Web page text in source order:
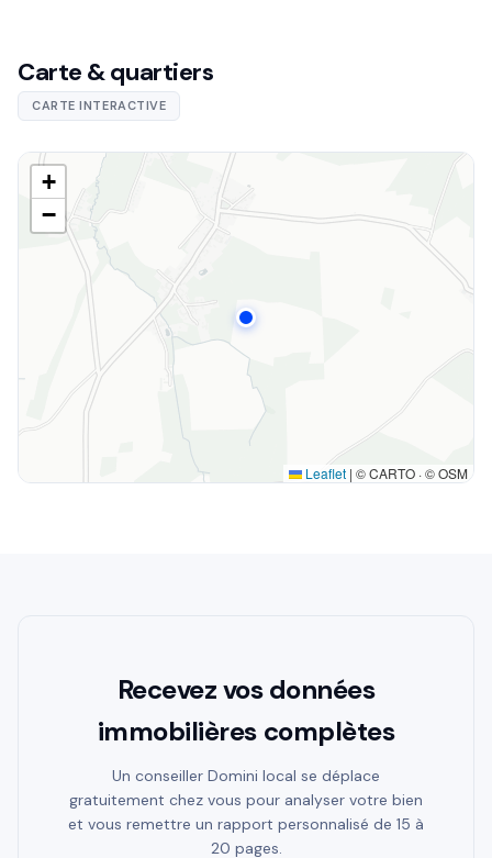
Carte & quartiers
CARTE INTERACTIVE
+
−
Leaflet | © CARTO · © OSM
Recevez vos données
immobilières complètes
Un conseiller Domini local se déplace
gratuitement chez vous pour analyser votre bien
et vous remettre un rapport personnalisé de 15 à
20 pages.